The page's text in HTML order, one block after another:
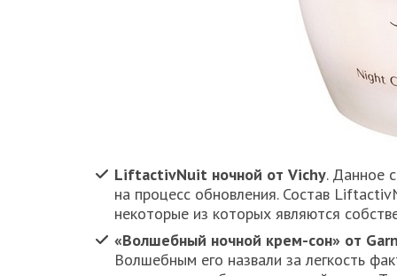
LiftactivNuit ночной от Vichy. Данное
на процесс обновления. Состав
некоторые из которых являются
«Волшебный ночной крем-сон» от
Волшебным его назвали за легкость